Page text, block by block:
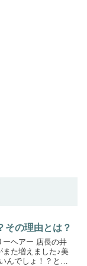
その理由とは？
ーヘアー 店長の井
また増えました♪美
んでしょ！？と良